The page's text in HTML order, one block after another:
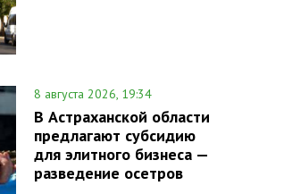
8 августа 2026, 19:34
В Астраханской области
предлагают субсидию
для элитного бизнеса —
разведение осетров